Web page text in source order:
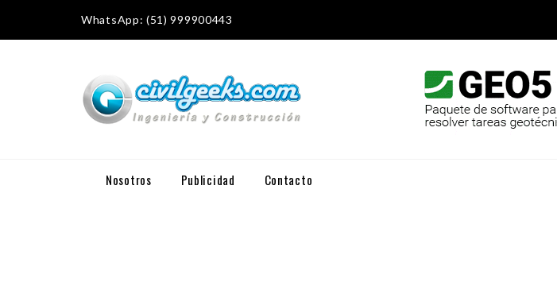
WhatsApp: (51) 999900443
Nosotros Publicidad Contacto